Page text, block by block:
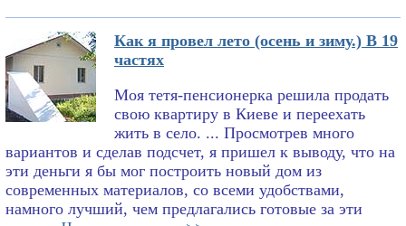
Как я провел лето (осень и зиму.) В 19
частях
Моя тетя-пенсионерка решила продать
свою квартиру в Киеве и переехать
жить в село. ... Просмотрев много
вариантов и сделав подсчет, я пришел к выводу, что на
эти деньги я бы мог построить новый дом из
современных материалов, со всеми удобствами,
намного лучший, чем предлагались готовые за эти